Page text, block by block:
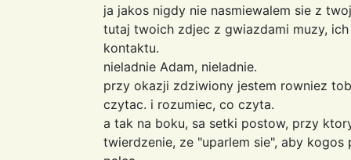
ja jakos nigdy nie nasmiewalem sie z
tutaj twoich zdjec z gwiazdami muzy,
kontaktu.
nieladnie Adam, nieladnie.
przy okazji zdziwiony jestem rowniez
czytac. i rozumiec, co czyta.
a tak na boku, sa setki postow, przy
twierdzenie, ze "uparlem sie", aby